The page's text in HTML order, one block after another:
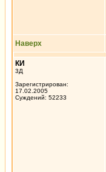
Наверх
КИ
3Д
Зарегистрирован:
17.02.2005
Суждений: 52233